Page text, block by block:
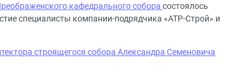
кафедрального собора состоялось
специалисты компании-подрядчика «АТР-Строй» и
строящегося собора Александра Семеновича